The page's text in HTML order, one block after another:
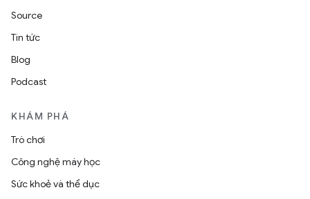
Source
Tin tức
Blog
Podcast
KHÁM PHÁ
Trò chơi
Công nghệ máy học
Sức khoẻ và thể dục